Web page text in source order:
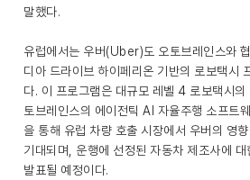
말했다.
유럽에서는 우버(Uber)도 오토브레인스와
디아 드라이브 하이페리온 기반의 로보택시
다. 이 프로그램은 대규모 레벨 4 로보택시의
토브레인스의 에이전틱 AI 자율주행 소프트
을 통해 유럽 차량 호출 시장에서 우버의 영
기대되며, 운행에 선정된 자동차 제조사에
발표될 예정이다.